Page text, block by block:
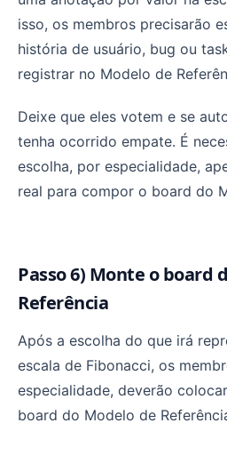
isso, os membros precisarão
história de usuário, bug ou
registrar no Modelo de
Deixe que eles votem e se
tenha ocorrido empate. É
escolha, por especialidade,
real para compor o board do
Passo 6) Monte o board
Referência
Após a escolha do que irá
escala de Fibonacci, os
especialidade, deverão
board do Modelo de